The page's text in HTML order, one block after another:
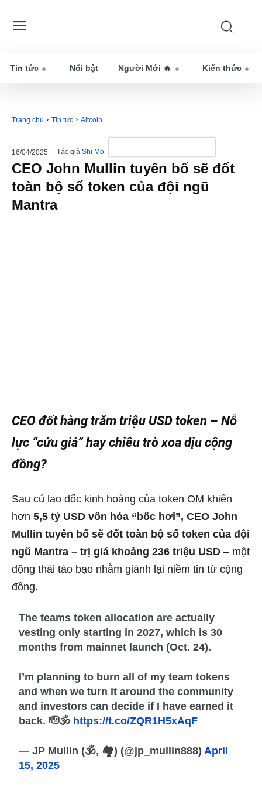
Tin tức Nổi bật Người Mới 🔥 Kiến thức
Trang chủ Tin tức Altcoin
16/04/2025 Tác giả Shi Mo
CEO John Mullin tuyên bố sẽ đốt
toàn bộ số token của đội ngũ
Mantra
CEO đốt hàng trăm triệu USD token – Nỗ
lực “cứu giá” hay chiêu trò xoa dịu cộng
đồng?
Sau cú lao dốc kinh hoàng của token OM khiến
hơn 5,5 tỷ USD vốn hóa “bốc hơi”, CEO John
Mullin tuyên bố sẽ đốt toàn bộ số token của đội
ngũ Mantra – trị giá khoảng 236 triệu USD – một
động thái táo bạo nhằm giành lại niềm tin từ cộng
đồng.
The teams token allocation are actually
vesting only starting in 2027, which is 30
months from mainnet launch (Oct. 24).
I’m planning to burn all of my team tokens
and when we turn it around the community
and investors can decide if I have earned it
back. 🫡🕉️ https://t.co/ZQR1H5xAqF
— JP Mullin (🕉, 🏘️) (@jp_mullin888) April
15, 2025